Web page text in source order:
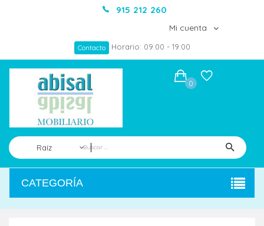
915 212 260
Mi cuenta
Contacto Horario: 09:00 - 19:00
Raíz
0
CATEGORÍA